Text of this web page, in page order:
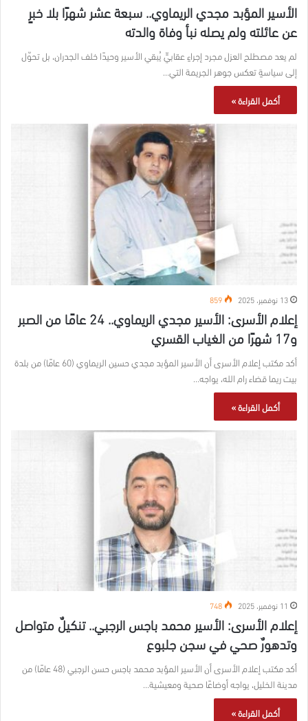
الأسير المؤبد مجدي الريماوي.. سبعة عشر شهرًا بلا خبرٍ
عن عائلته ولم يصله نبأ وفاة والدته
لم يعد مصطلح العزل مجرد إجراءٍ عقابيٍّ يُبقي الأسير وحيدًا خلف الجدران، بل تحوّل
إلى سياسةٍ تعكس جوهر الجريمة التي…
أكمل القراءة »
13 نوفمبر، 2025 859
إعلام الأسرى: الأسير مجدي الريماوي.. 24 عامًا من الصبر
و17 شهرًا من الغياب القسري
أكد مكتب إعلام الأسرى أن الأسير المؤبد مجدي حسين الريماوي (60 عامًا) من بلدة
بيت ريما قضاء رام الله، يواجه…
أكمل القراءة »
11 نوفمبر، 2025 748
إعلام الأسرى: الأسير محمد باجس الرجبي.. تنكيلٌ متواصل
وتدهورٌ صحي في سجن جلبوع
أكد مكتب إعلام الأسرى أن الأسير المؤبد محمد باجس حسن الرجبي (48 عامًا) من
مدينة الخليل، يواجه أوضاعًا صحية ومعيشية…
أكمل القراءة »